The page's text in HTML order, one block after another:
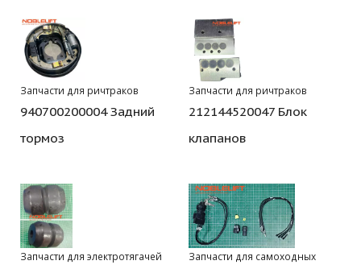
Запчасти для ричтраков
940700200004 Задний
тормоз
Запчасти для ричтраков
212144520047 Блок
клапанов
Запчасти для электротягачей
Запчасти для самоходных